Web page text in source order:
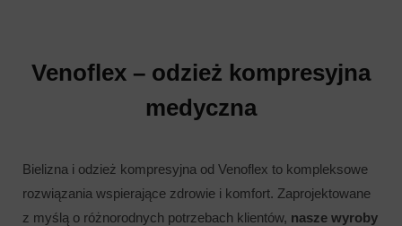
Venoflex – odzież kompresyjna
medyczna
Bielizna i odzież kompresyjna od Venoflex to kompleksowe
rozwiązania wspierające zdrowie i komfort. Zaprojektowane
z myślą o różnorodnych potrzebach klientów, nasze wyroby